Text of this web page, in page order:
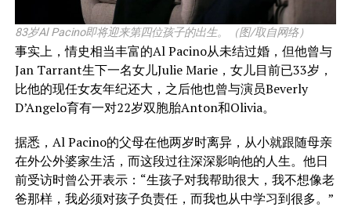
83岁Al Pacino即将迎来第四位孩子的出生。（图/取自网络）
事实上，情史相当丰富的Al Pacino从未结过婚，但他曾与
Jan Tarrant生下一名女儿Julie Marie，女儿目前已33岁，
比他的现任女友年纪还大，之后他也曾与演员Beverly
D’Angelo育有一对22岁双胞胎Anton和Olivia。
据悉，Al Pacino的父母在他两岁时离异，从小就跟随母亲
在外公外婆家生活，而这段过往深深影响他的人生。他日
前受访时曾公开表示：“生孩子对我帮助很大，我不想像老
爸那样，我必须对孩子负责任，而我也从中学习到很多。”